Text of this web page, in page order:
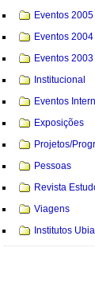
Eventos 2005
Eventos 2004
Eventos 2003
Institucional
Eventos
Exposições
Projetos/
Pessoas
Revista
Viagens
Institutos